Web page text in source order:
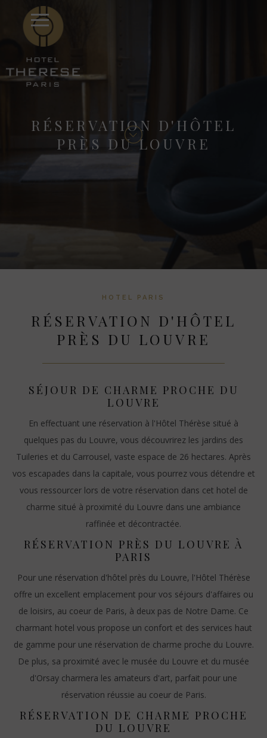
RÉSERVATION D'HÔTEL
PRÈS DU LOUVRE
HOTEL PARIS
RÉSERVATION D'HÔTEL
PRÈS DU LOUVRE
SÉJOUR DE CHARME PROCHE DU
LOUVRE
En effectuant une réservation à l'Hôtel Thérèse situé à
quelques pas du Louvre, vous découvrirez les jardins des
Tuileries et du Carrousel, vaste espace de 26 hectares. Après
vos escapades dans la capitale, vous pourrez vous détendre et
vous ressourcer lors de votre réservation dans cet hotel de
charme situé à proximité du Louvre dans une ambiance
raffinée et décontractée.
RÉSERVATION PRÈS DU LOUVRE À
PARIS
Pour une réservation d'hôtel près du Louvre, l'Hôtel Thérèse
offre un excellent emplacement pour vos séjours d'affaires ou
de loisirs, au coeur de Paris, à deux pas de Notre Dame. Ce
charmant hotel vous propose un confort et des services haut
de gamme pour une réservation de charme proche du Louvre.
De plus, sa proximité avec le musée du Louvre et du musée
d'Orsay charmera les amateurs d'art, parfait pour une
réservation réussie au coeur de Paris.
RÉSERVATION DE CHARME PROCHE
DU LOUVRE